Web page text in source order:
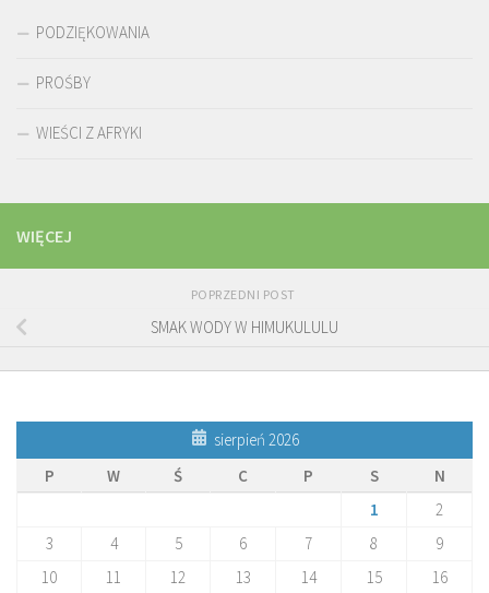
PODZIĘKOWANIA
PROŚBY
WIEŚCI Z AFRYKI
WIĘCEJ
POPRZEDNI POST
SMAK WODY W HIMUKULULU
sierpień 2026
P
W Ś C P S
N
1
2
3
4 5 6 7 8
9
10
11 12 13 14 15
16